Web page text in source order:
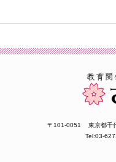
〒101-0051 東京都千
Tel:03-